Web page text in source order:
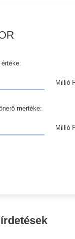
Millió
mértéke:
Millió